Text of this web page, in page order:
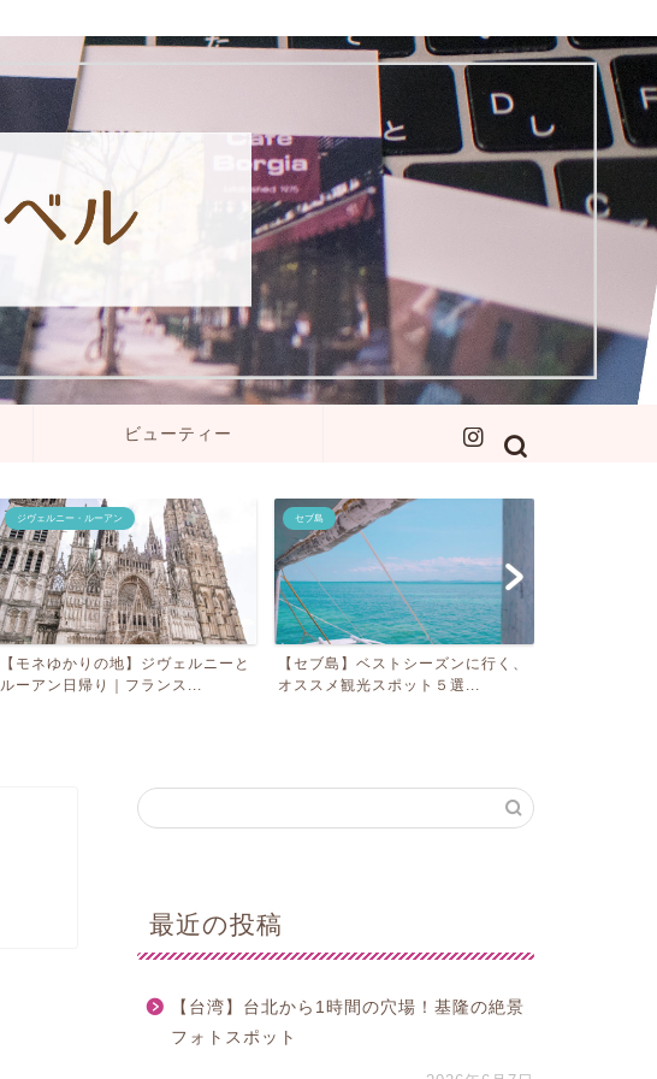
ビューティー
ジヴェルニー・ルーアン
【モネゆかりの地】ジヴェルニーと
ルーアン日帰り｜フランス...
セブ島
【セブ島】ベストシーズンに行く、
オススメ観光スポット５選...
最近の投稿
【台湾】台北から1時間の穴場！基隆の絶景
フォトスポット